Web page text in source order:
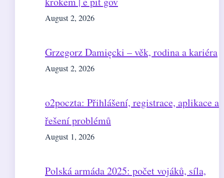
August 2, 2026
Grzegorz Damięcki – věk, rodina a kariéra
August 2, 2026
o2poczta: Přihlášení, registrace, aplikace a
řešení problémů
August 1, 2026
Polská armáda 2025: počet vojáků, síla,